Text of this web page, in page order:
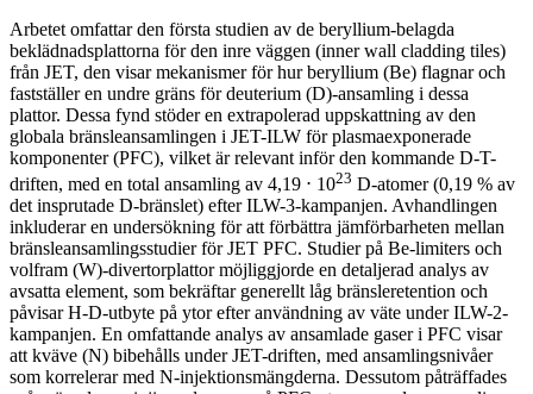
Arbetet omfattar den första studien av de beryllium-belagda
beklädnadsplattorna för den inre väggen (inner wall cladding tiles)
från JET, den visar mekanismer för hur beryllium (Be) flagnar och
fastställer en undre gräns för deuterium (D)-ansamling i dessa
plattor. Dessa fynd stöder en extrapolerad uppskattning av den
globala bränsleansamlingen i JET-ILW för plasmaexponerade
komponenter (PFC), vilket är relevant inför den kommande D-T-
driften, med en total ansamling av 4,19 ⋅ 1023 D-atomer (0,19 % av
det insprutade D-bränslet) efter ILW-3-kampanjen. Avhandlingen
inkluderar en undersökning för att förbättra jämförbarheten mellan
bränsleansamlingsstudier för JET PFC. Studier på Be-limiters och
volfram (W)-divertorplattor möjliggjorde en detaljerad analys av
avsatta element, som bekräftar generellt låg bränsleretention och
påvisar H-D-utbyte på ytor efter användning av väte under ILW-2-
kampanjen. En omfattande analys av ansamlade gaser i PFC visar
att kväve (N) bibehålls under JET-driften, med ansamlingsnivåer
som korrelerar med N-injektionsmängderna. Dessutom påträffades